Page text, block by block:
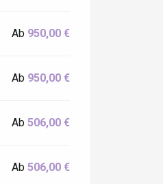
Ab 950,00 €
Ab 950,00 €
Ab506,00 €
Ab506,00 €